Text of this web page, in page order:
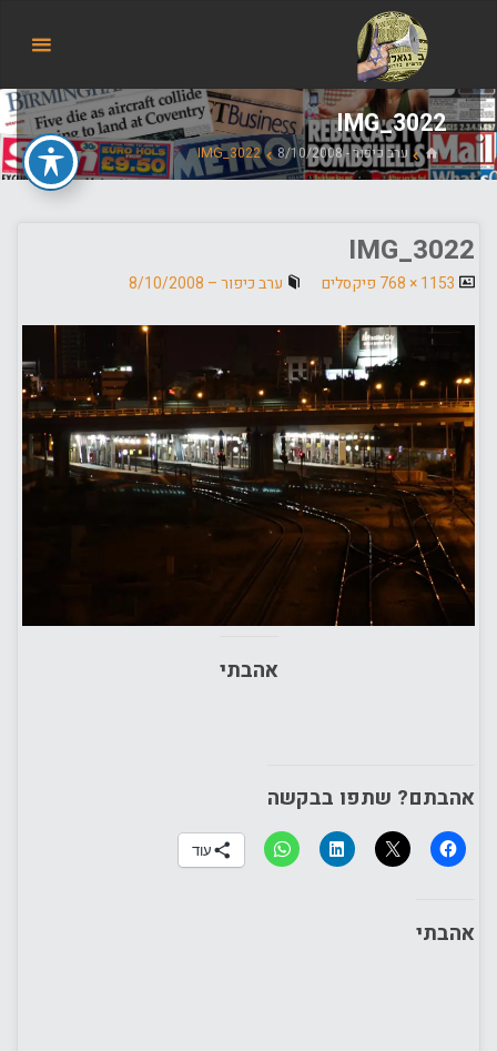
של
אודי
בורג
IMG_3022
ביתערב כיפור - 8/10/2008 IMG_3022
IMG_3022
גודל1153 × 768 פיקסלים ערב כיפור – 8/10/2008
אהבתי
אהבתם? שתפו בבקשה
עוד
אהבתי